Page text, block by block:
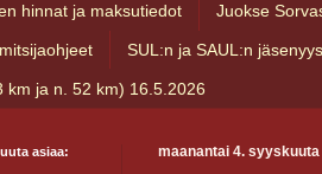
hinnat ja maksutiedot Juokse
SUL:n ja SAUL:n jäsenyys
km ja n. 52 km) 16.5.2026
maanantai 4. syyskuuta
asiaa: